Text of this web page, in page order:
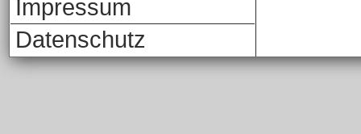
Impressum
Datenschutz